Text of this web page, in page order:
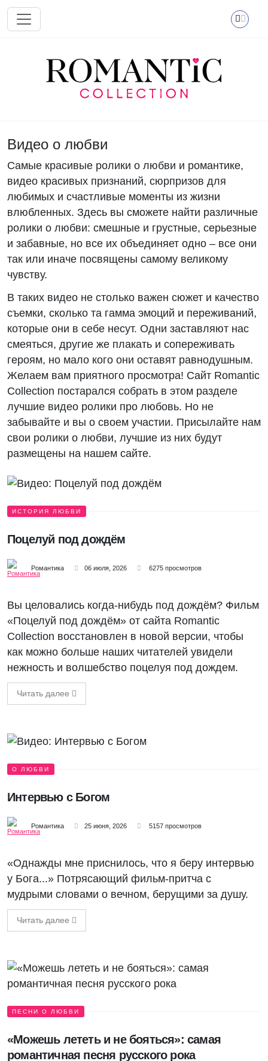
Перейти к основному содержанию
Видео о любви
Самые красивые ролики о любви и романтике,
видео красивых признаний, сюрпризов для
любимых и счастливые моменты из жизни
влюбленных. Здесь вы сможете найти различные
ролики о любви: смешные и грустные, серьезные
и забавные, но все их объединяет одно – все они
так или иначе посвящены самому великому
чувству.
В таких видео не столько важен сюжет и качество
съемки, сколько та гамма эмоций и переживаний,
которые они в себе несут. Одни заставляют нас
смеяться, другие же плакать и сопереживать
героям, но мало кого они оставят равнодушным.
Желаем вам приятного просмотра! Сайт Romantic
Collection постарался собрать в этом разделе
лучшие видео ролики про любовь. Но не
забывайте и вы о своем участии. Присылайте нам
свои ролики о любви, лучшие из них будут
размещены на нашем сайте.
ИСТОРИЯ ЛЮБВИ
Поцелуй под дождём
Романтика 06 июля, 2026 6275 просмотров
Вы целовались когда-нибудь под дождём? Фильм
«Поцелуй под дождём» от сайта Romantic
Collection восстановлен в новой версии, чтобы
как можно больше наших читателей увидели
нежность и волшебство поцелуя под дождем.
Читать далее
О ЛЮБВИ
Интервью с Богом
Романтика 25 июня, 2026 5157 просмотров
«Однажды мне приснилось, что я беру интервью
у Бога...» Потрясающий фильм-притча с
мудрыми словами о вечном, берущими за душу.
Читать далее
ПЕСНИ О ЛЮБВИ
«Можешь лететь и не бояться»: самая
романтичная песня русского рока